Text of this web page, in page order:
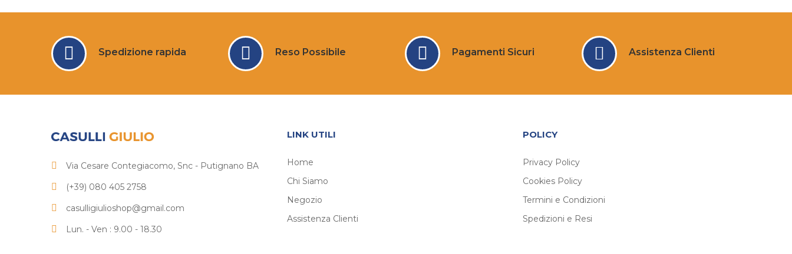
Spedizione rapida Reso Possibile Pagamenti Sicuri Assistenza Clienti
Via Cesare Contegiacomo, Snc - Putignano BA
(+39) 080 405 2758
casulligiulioshop@gmail.com
Lun. - Ven : 9.00 - 18.30
LINK UTILI
Home
Chi Siamo
Negozio
Assistenza Clienti
POLICY
Privacy Policy
Cookies Policy
Termini e Condizioni
Spedizioni e Resi